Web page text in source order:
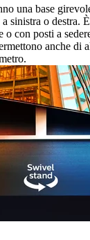
una base
sinistra o destra.
o con posti a
anche di